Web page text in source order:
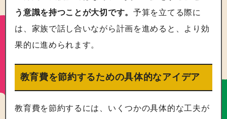
う意識を持つことが大切です。 予算を立てる際に
は、家族で話し合いながら計画を進めると、より効
果的に進められます。
教育費を節約するための具体的なアイデア
教育費を節約するには、いくつかの具体的な工夫が